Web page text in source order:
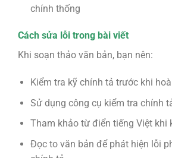
chính thống
Cách sửa lỗi trong bài viết
Khi soạn thảo văn bản, bạn nên:
Kiểm tra kỹ chính tả trước khi
Sử dụng công cụ kiểm tra chính
Tham khảo từ điển tiếng Việt khi
Đọc to văn bản để phát hiện lỗi